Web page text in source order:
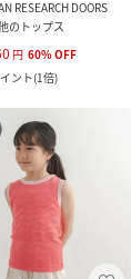
RESEARCH DOORS
のトップス
円 60%OFF
ント(1倍)